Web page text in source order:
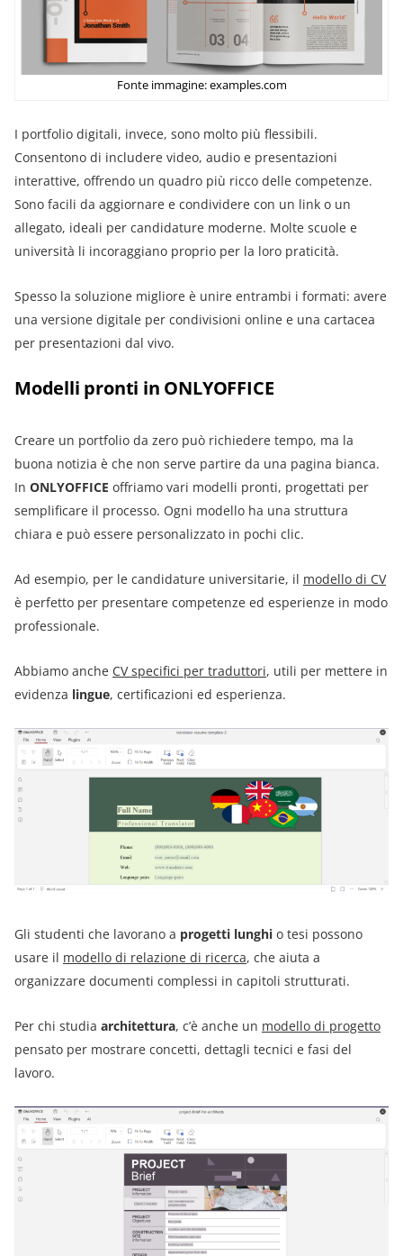
Fonte immagine: examples.com
I portfolio digitali, invece, sono molto più flessibili.
Consentono di includere video, audio e presentazioni
interattive, offrendo un quadro più ricco delle competenze.
Sono facili da aggiornare e condividere con un link o un
allegato, ideali per candidature moderne. Molte scuole e
università li incoraggiano proprio per la loro praticità.
Spesso la soluzione migliore è unire entrambi i formati: avere
una versione digitale per condivisioni online e una cartacea
per presentazioni dal vivo.
Modelli pronti in ONLYOFFICE
Creare un portfolio da zero può richiedere tempo, ma la
buona notizia è che non serve partire da una pagina bianca.
In ONLYOFFICE offriamo vari modelli pronti, progettati per
semplificare il processo. Ogni modello ha una struttura
chiara e può essere personalizzato in pochi clic.
Ad esempio, per le candidature universitarie, il modello di CV
è perfetto per presentare competenze ed esperienze in modo
professionale.
Abbiamo anche CV specifici per traduttori, utili per mettere in
evidenza lingue, certificazioni ed esperienza.
Gli studenti che lavorano a progetti lunghi o tesi possono
usare il modello di relazione di ricerca, che aiuta a
organizzare documenti complessi in capitoli strutturati.
Per chi studia architettura, c’è anche un modello di progetto
pensato per mostrare concetti, dettagli tecnici e fasi del
lavoro.